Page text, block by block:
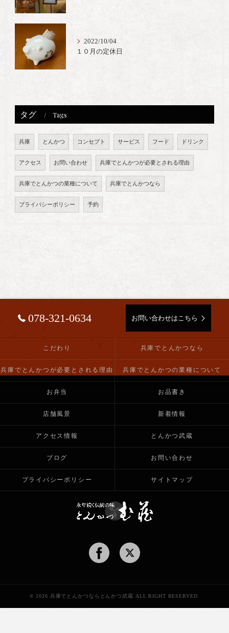
2022/10/04
１０月の定休日
タグ Tags
兵庫 とんかつ コンセプト サービス フード ドリンク
アクセス お問い合わせ 兵庫でとんかつが必要とされる理由
兵庫でとんかつの業種について 兵庫でとんかつなら
プライバシーポリシー 予約
078-321-0634 お問い合わせはこちら
こだわり 兵庫でとんかつなら
兵庫でとんかつが必要とされる理由 兵庫でとんかつの業種について
お弁当 お品書き
店舗風景 新着情報
アクセス情報 とんかつ武蔵
ブログ お問い合わせ
プライバシーポリシー サイトマップ
© 2026 兵庫でとんかつならとんかつ武蔵 ALL RIGHT RESERVED.